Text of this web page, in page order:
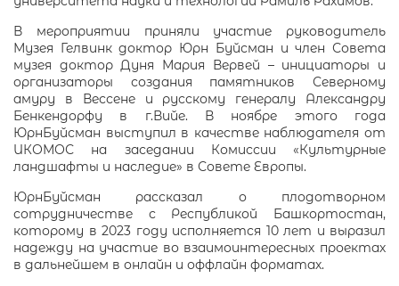
В мероприятии приняли участие руководитель
Музея Гелвинк доктор Юрн Буйсман и член Совета
музея доктор Дуня Мария Вервей – инициаторы и
организаторы создания памятников Северному
амуру в Вессене и русскому генералу Александру
Бенкендорфу в г.Вийе. В ноябре этого года
ЮрнБуйсман выступил в качестве наблюдателя от
ИКОМОС на заседании Комиссии «Культурные
ландшафты и наследие» в Совете Европы.
ЮрнБуйсман рассказал о плодотворном
сотрудничестве с Республикой Башкортостан,
которому в 2023 году исполняется 10 лет и выразил
надежду на участие во взаимоинтересных проектах
в дальнейшем в онлайн и оффлайн форматах.